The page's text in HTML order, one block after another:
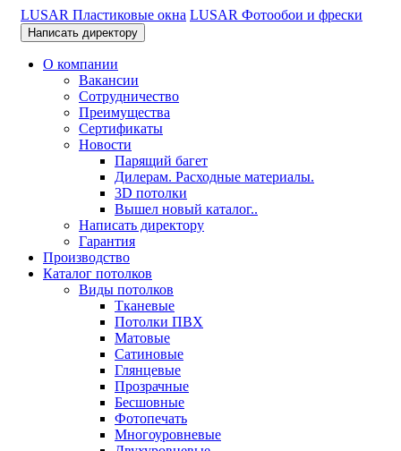
LUSAR Пластиковые окна LUSAR Фотообои и фрески
Написать директору
О компании
Вакансии
Сотрудничество
Преимущества
Сертификаты
Новости
Парящий багет
Дилерам. Расходные материалы.
3D потолки
Вышел новый каталог..
Написать директору
Гарантия
Производство
Каталог потолков
Виды потолков
Тканевые
Потолки ПВХ
Матовые
Сатиновые
Глянцевые
Прозрачные
Бесшовные
Фотопечать
Многоуровневые